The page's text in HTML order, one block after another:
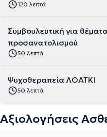
120 λεπτά
Συμβουλευτική για
προσανατολισμού
50 λεπτά
Ψυχοθεραπεία ΛΟΑΤΚΙ
50 λεπτά
Αξιολογήσεις